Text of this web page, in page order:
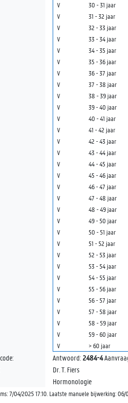
V
30 - 31 jaar
V
31 - 32 jaar
V
32 - 33 jaar
V
33 - 34 jaar
V
34 - 35 jaar
V
35 - 36 jaar
V
36 - 37 jaar
V
37 - 38 jaar
V
38 - 39 jaar
V
39 - 40 jaar
V
40 - 41 jaar
V
41 - 42 jaar
V
42 - 43 jaar
V
43 - 44 jaar
V
44 - 45 jaar
V
45 - 46 jaar
V
46 - 47 jaar
V
47 - 48 jaar
V
48 - 49 jaar
V
49 - 50 jaar
V
50 - 51 jaar
V
51 - 52 jaar
V
52 - 53 jaar
V
53 - 54 jaar
V
54 - 55 jaar
V
55 - 56 jaar
V
56 - 57 jaar
V
57 - 58 jaar
V
58 - 59 jaar
V
59 - 60 jaar
V
> 60 jaar
Antwoord: 2484-4
Dr. T. Fiers
Hormonologie
7/04/2025 17:10. Laatste manuele bijwerking: